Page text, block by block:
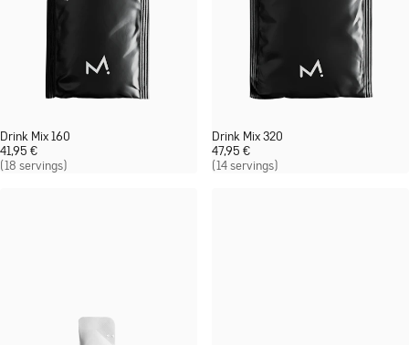
Drink Mix 160
(18 servings)
41,95 €
Drink Mix 320
(14 servings)
47,95 €